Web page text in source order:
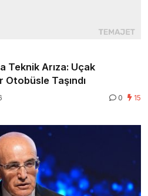
Teknik Arıza: Uçak
Otobüsle Taşındı
0 15